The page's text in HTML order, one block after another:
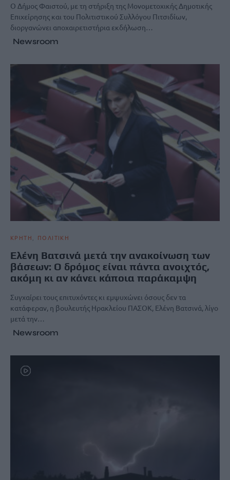
Ο Δήμος Φαιστού, με τη στήριξη της Μονομετοχικής Δημοτικής
Επιχείρησης και του Πολιτιστικού Συλλόγου Πιτσιδίων,
διοργανώνει αποχαιρετιστήρια εκδήλωση…
Newsroom
ΚΡΗΤΗ ΠΟΛΙΤΙΚΗ
Ελένη Βατσινά μετά την ανακοίνωση των
βάσεων: Ο δρόμος είναι πάντα ανοιχτός,
ακόμη κι αν κάνει κάποια παράκαμψη
Συγχαίρει τους επιτυχόντες κι εμψυχώνει όσους δεν τα
κατάφεραν, η βουλευτής Ηρακλείου ΠΑΣΟΚ, Ελένη Βατσινά, λίγο
μετά την…
Newsroom